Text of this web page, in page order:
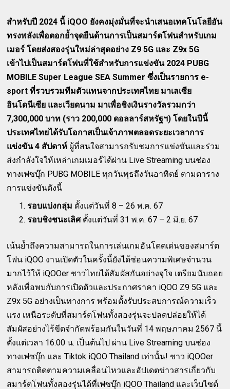
สำหรับปี 2024 นี้ iQOO ยังคงมุ่งมั่นที่จะนำเสนอเทคโนโลยีอัน
ทรงพลังเพื่อตอกย้ำจุดยืนด้านการเป็นสมาร์ตโฟนสำหรับเกม
เมอร์ โดยส่งสองรุ่นใหม่ล่าสุดอย่าง Z9 5G และ Z9x 5G
เข้าไปเป็นสมาร์ตโฟนที่ใช้สำหรับการแข่งขัน 2024 PUBG
MOBILE Super League SEA Summer ซึ่งเป็นรายการ e-
sport ที่รวบรวมทีมตัวแทนจากประเทศไทย มาเลเซีย
อินโดนีเซีย และเวียดนาม มาเพื่อชิงเงินรางวัลรวมกว่า
7,300,000 บาท (ราว 200,000 ดอลลาร์สหรัฐฯ) โดยในปีนี้
ประเทศไทยได้รับโอกาสเป็นเจ้าภาพตลอดระยะเวลาการ
แข่งขัน 4 สัปดาห์ ผู้ที่สนใจสามารถรับชมการแข่งขันและร่วม
ส่งกำลังใจให้เหล่าเกมเมอร์ได้ผ่าน Live Streaming บนช่อง
ทางเฟซบุ๊ก PUBG MOBILE ทุกวันพุธถึงวันอาทิตย์ ตามตาราง
การแข่งขันดังนี้
รอบแบ่งกลุ่ม ตั้งแต่วันที่ 8 – 26 พ.ค. 67
รอบชิงชนะเลิศตั้งแต่วันที่ 31 พ.ค. 67 – 2 มิ.ย. 67
เน้นย้ำถึงความสามารถในการเล่นเกมอันโดดเด่นของสมาร์ต
โฟน iQOO งานเปิดตัวในครั้งนี้ยังได้ซ่อนความพิเศษจำนวน
มากไว้ให้ iQOOer ชาวไทยได้สัมผัสกันอย่างจุใจ เตรียมนับถอย
หลังเพื่อพบกับการเปิดตัวและประกาศราคา iQOO Z9 5G และ
Z9x 5G อย่างเป็นทางการ พร้อมตั้งรับประสบการณ์ความเร็ว
แรง เหนือระดับที่สมาร์ตโฟนทั้งสองรุ่นจะปลดปล่อยให้ได้
สัมผัสอย่างไร้ขีดจำกัดพร้อมกันในวันที่ 14 พฤษภาคม 2567 นี้
ตั้งแต่เวลา 16.00 น. เป็นต้นไป ผ่าน Live Streaming บนช่อง
ทางเฟซบุ๊ก และ Tiktok iQOO Thailand เท่านั้น! ชาว iQOOer
สามารถติดตามความเคลื่อนไหวและอัปเดตข่าวสารเกี่ยวกับ
สมาร์ตโฟนทั้งสองรุ่นได้ที่เฟซบุ๊ก iQOO Thailand และเว็บไซต์